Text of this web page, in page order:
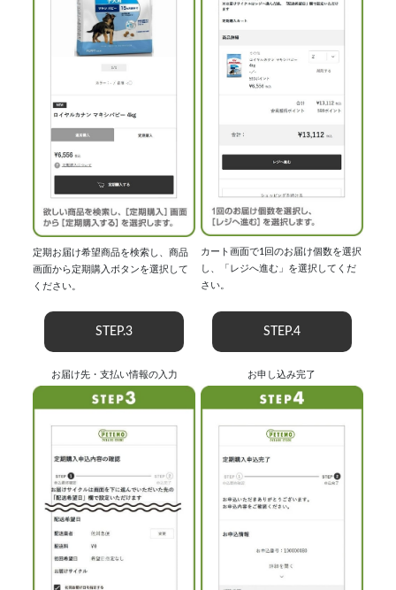
定期お届け希望商品を検索し、商品
画面から定期購入ボタンを選択して
ください。
カート画面で1回のお届け個数を選択
し、「レジへ進む」を選択してくだ
さい。
STEP.3
お届け先・支払い情報の入力
STEP.4
お申し込み完了